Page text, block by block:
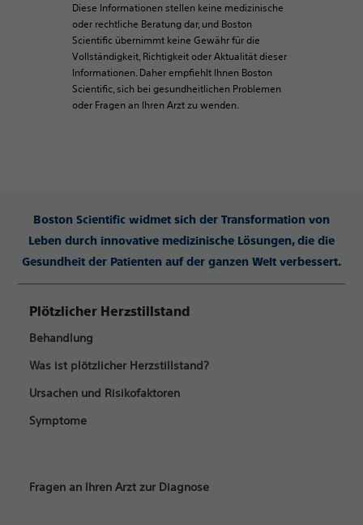
Diese Informationen stellen keine medizinische
oder rechtliche Beratung dar, und Boston
Scientific übernimmt keine Gewähr für die
Vollständigkeit, Richtigkeit oder Aktualität dieser
Informationen. Daher empfiehlt Ihnen Boston
Scientific, sich bei gesundheitlichen Problemen
oder Fragen an Ihren Arzt zu wenden.
Boston Scientific widmet sich der Transformation von
Leben durch innovative medizinische Lösungen, die die
Gesundheit der Patienten auf der ganzen Welt verbessert.
Plötzlicher Herzstillstand
Behandlung
Was ist plötzlicher Herzstillstand?
Ursachen und Risikofaktoren
Symptome
Fragen an Ihren Arzt zur Diagnose